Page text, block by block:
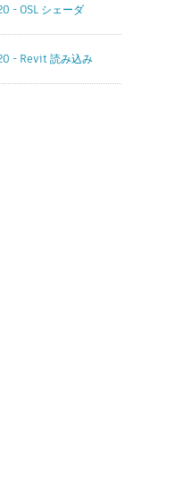
- OSL シェーダ
- Revit 読み込み